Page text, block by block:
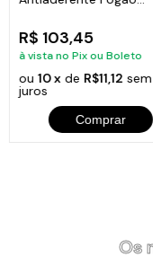
Itens Inclusos:
01 Chapa Bifeteira
R$ 103,45
à vista no Pix ou Boleto
ou 10 xde R$11,12 sem
juros
Comprar
Os